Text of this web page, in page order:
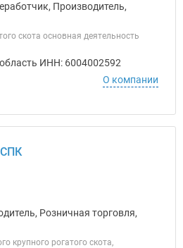
Производитель,
скота основная деятельность
ИНН: 6004002592
О компании
Розничная торговля,
крупного рогатого скота,